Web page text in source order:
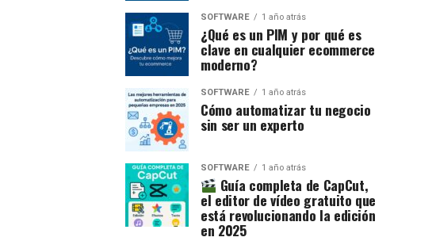
SOFTWARE 1 año atrás
¿Qué es un PIM y por qué es
clave en cualquier ecommerce
moderno?
SOFTWARE 1 año atrás
Cómo automatizar tu negocio
sin ser un experto
SOFTWARE 1 año atrás
Guía completa de CapCut,
el editor de vídeo gratuito que
está revolucionando la edición
en 2025